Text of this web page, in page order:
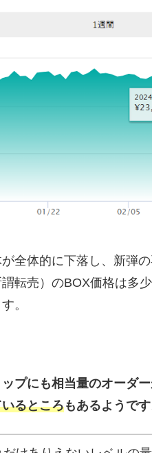
全体的に下落し、新弾
転売）のBOX価格は多
。
プにも相当量のオーダー
るところもあるようです